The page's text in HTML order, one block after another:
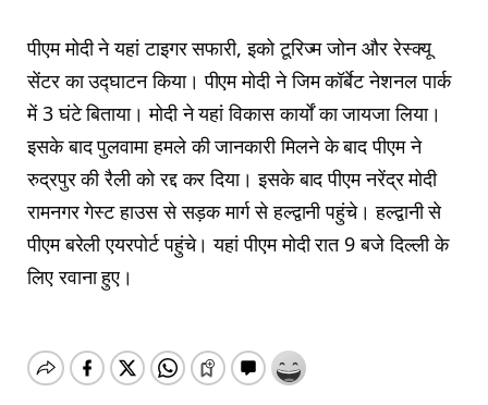
पीएम मोदी ने यहां टाइगर सफारी, इको टूरिज्म जोन और रेस्क्यू
सेंटर का उद्घाटन किया। पीएम मोदी ने जिम कॉर्बेट नेशनल पार्क
में 3 घंटे बिताया। मोदी ने यहां विकास कार्यों का जायजा लिया।
इसके बाद पुलवामा हमले की जानकारी मिलने के बाद पीएम ने
रुद्रपुर की रैली को रद्द कर दिया। इसके बाद पीएम नरेंद्र मोदी
रामनगर गेस्ट हाउस से सड़क मार्ग से हल्द्वानी पहुंचे। हल्द्वानी से
पीएम बरेली एयरपोर्ट पहुंचे। यहां पीएम मोदी रात 9 बजे दिल्ली के
लिए रवाना हुए।